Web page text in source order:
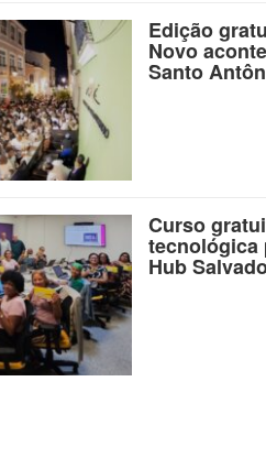
Edição
Novo
Santo
Curso
tecnológica
Hub